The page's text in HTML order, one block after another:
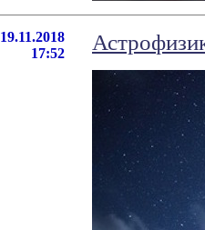
19.11.2018
17:52